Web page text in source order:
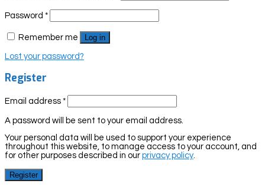
Password *
Remember me Log in
Lost your password?
Register
Email address *
A password will be sent to your email address.
Your personal data will be used to support your experience
throughout this website, to manage access to your account, and
for other purposes described in our privacy policy.
Register